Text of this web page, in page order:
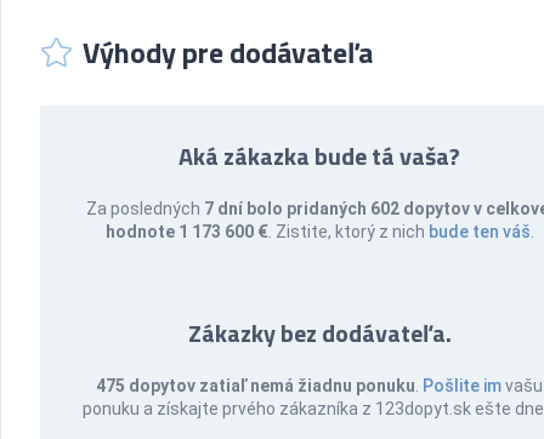
Výhody pre dodávateľa
Aká zákazka bude tá vaša?
Za posledných 7 dní bolo pridaných 602 dopytov v
hodnote 1 173 600 € . Zistite, ktorý z nich bude ten váš
Zákazky bez dodávateľa.
475 dopytov zatiaľ nemá žiadnu ponuku Pošlite imvašu
ponuku a získajte prvého zákazníka z 123dopyt.sk ešte